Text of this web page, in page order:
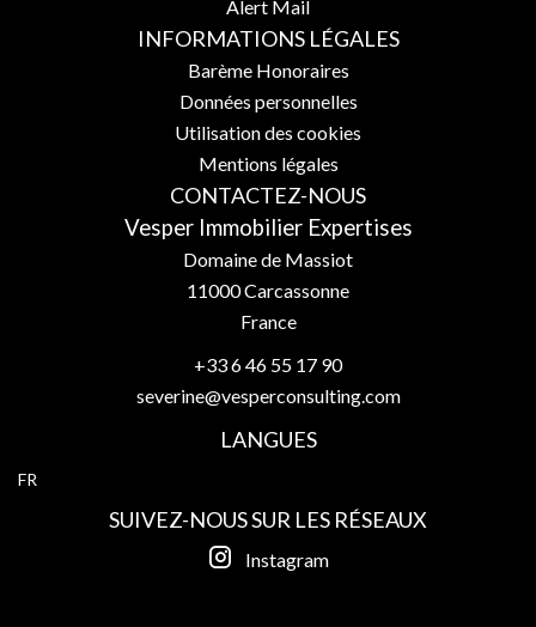
Alert Mail
INFORMATIONS LÉGALES
Barème Honoraires
Données personnelles
Utilisation des cookies
Mentions légales
CONTACTEZ-NOUS
Vesper Immobilier Expertises
Domaine de Massiot
11000Carcassonne
France
+33 6 46 55 17 90
severine@vesperconsulting.com
LANGUES
FR
SUIVEZ-NOUS SUR LES RÉSEAUX
Instagram